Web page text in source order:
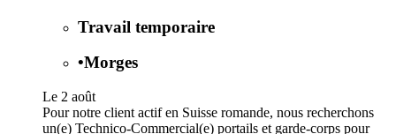
Travail temporaire
•Morges
Le 2 août
Pour notre client actif en Suisse romande, nous recherchons
un(e) Technico-Commercial(e) portails et garde-corps pour